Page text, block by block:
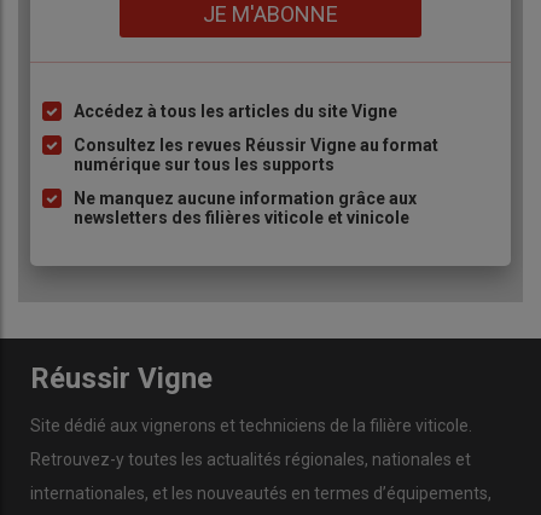
JE M'ABONNE
Liste
à
puce
Accédez à tous les articles du site Vigne
Consultez les revues Réussir Vigne au format
numérique sur tous les supports
Ne manquez aucune information grâce aux
newsletters des filières viticole et vinicole
Réussir Vigne
Site dédié aux vignerons et techniciens de la filière viticole.
Retrouvez-y toutes les actualités régionales, nationales et
internationales, et les nouveautés en termes d’équipements,